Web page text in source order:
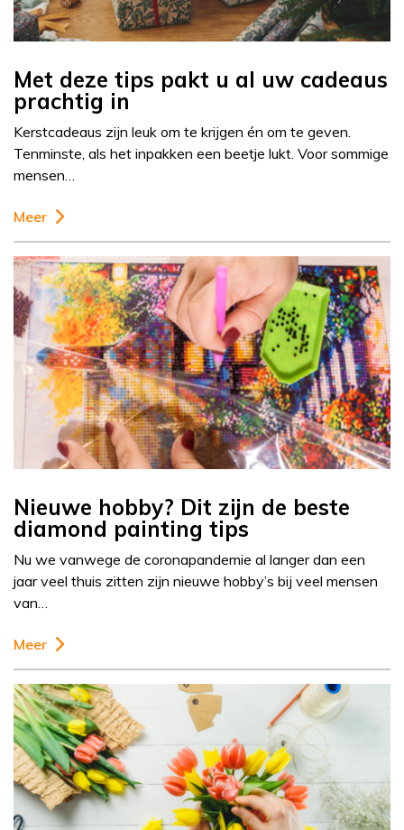
Met deze tips pakt u al uw cadeaus
prachtig in
Kerstcadeaus zijn leuk om te krijgen én om te geven.
Tenminste, als het inpakken een beetje lukt. Voor sommige
mensen…
Meer
Nieuwe hobby? Dit zijn de beste
diamond painting tips
Nu we vanwege de coronapandemie al langer dan een
jaar veel thuis zitten zijn nieuwe hobby’s bij veel mensen
van…
Meer